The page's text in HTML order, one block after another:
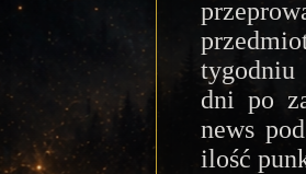
tygodniu
dni po
news
ilość